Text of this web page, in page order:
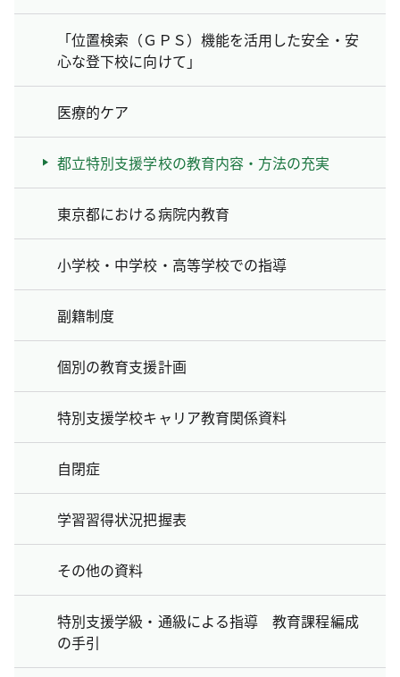
「位置検索（ＧＰＳ）機能を活用した安全・安
心な登下校に向けて」
医療的ケア
都立特別支援学校の教育内容・方法の充実
東京都における病院内教育
小学校・中学校・高等学校での指導
副籍制度
個別の教育支援計画
特別支援学校キャリア教育関係資料
自閉症
学習習得状況把握表
その他の資料
特別支援学級・通級による指導 教育課程編成
の手引